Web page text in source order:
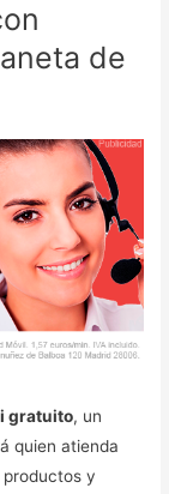
de
gratuito, un
quien atienda
y